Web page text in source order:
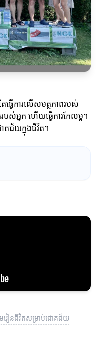
វើការលើសមត្ថភាពរបស់
ស់អ្នក ហើយធ្វើការកែលម្អ។
ោគជ័យក្នុងជីវិត។
រៀនជីវិតសម្រាប់ជោគជ័យ